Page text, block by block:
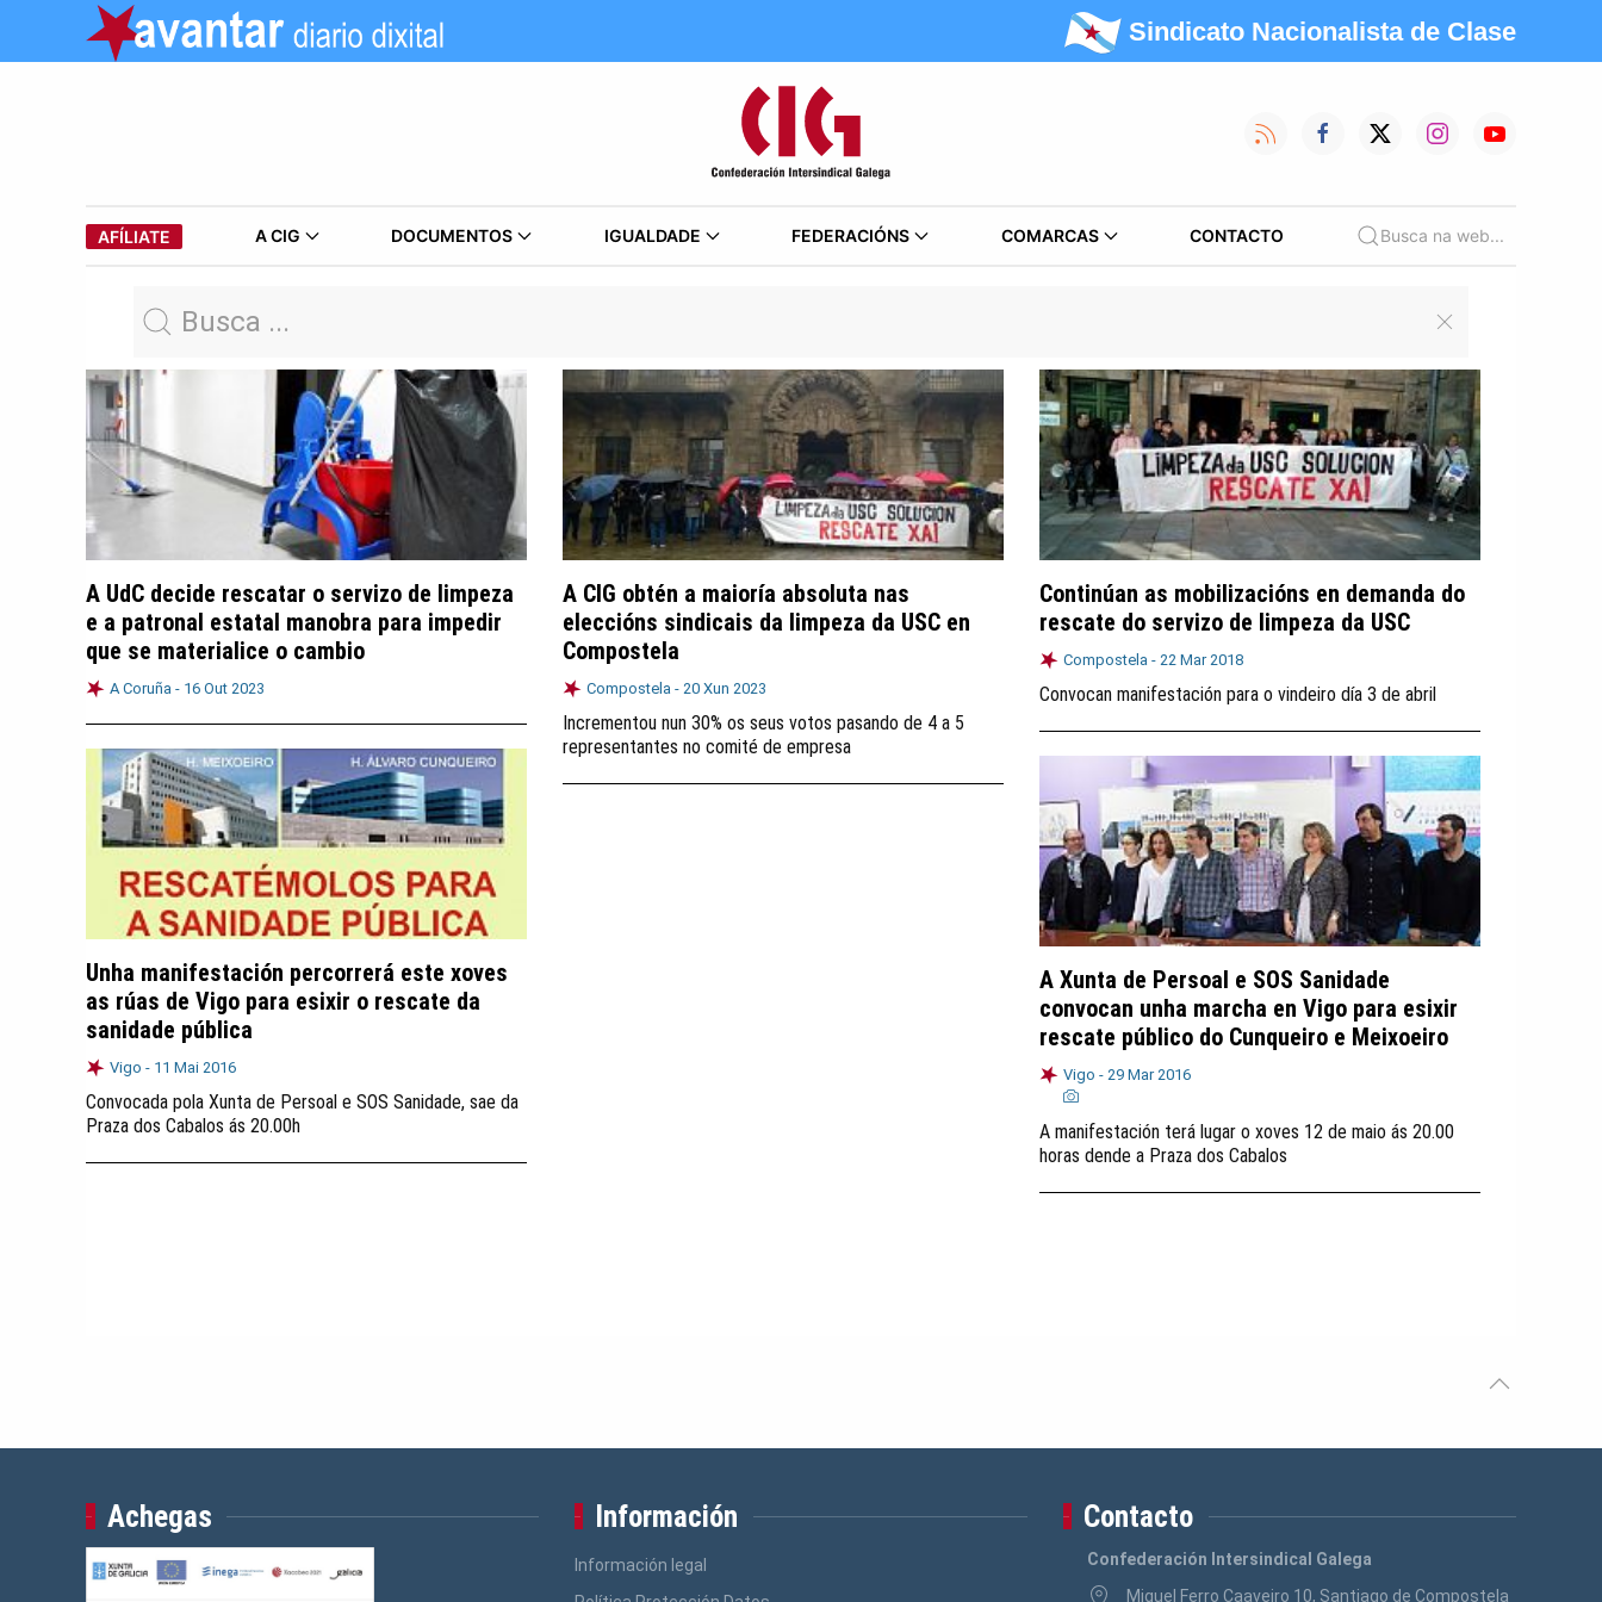
Sindicato Nacionalista de Clase
AFÍLIATE A CIG DOCUMENTOS IGUALDADE FEDERACIÓNS COMARCAS CONTACTO Busca na web...
A UdC decide rescatar o servizo de limpeza
e a patronal estatal manobra para impedir
que se materialice o cambio
A Coruña - 16 Out 2023
A CIG obtén a maioría absoluta nas
eleccións sindicais da limpeza da USC en
Compostela
Compostela - 20 Xun 2023
Incrementou nun 30% os seus votos pasando de 4 a 5
representantes no comité de empresa
Continúan as mobilizacións en demanda do
rescate do servizo de limpeza da USC
Compostela - 22 Mar 2018
Convocan manifestación para o vindeiro día 3 de abril
Unha manifestación percorrerá este xoves
as rúas de Vigo para esixir o rescate da
sanidade pública
Vigo - 11 Mai 2016
Convocada pola Xunta de Persoal e SOS Sanidade, sae da
Praza dos Cabalos ás 20.00h
A Xunta de Persoal e SOS Sanidade
convocan unha marcha en Vigo para esixir
rescate público do Cunqueiro e Meixoeiro
Vigo - 29 Mar 2016
A manifestación terá lugar o xoves 12 de maio ás 20.00
horas dende a Praza dos Cabalos
Achegas Información
Información legal
Contacto
Confederación Intersindical Galega
Miguel Ferro Caaveiro 10, Santiago de Compostela